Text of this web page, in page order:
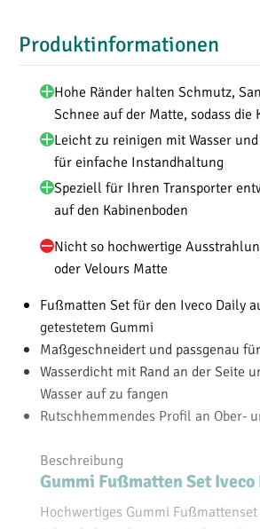
Produktinformationen
Hohe Ränder halten Schmutz,
Schnee auf der Matte, sodass die
Leicht zu reinigen mit Wasser
für einfache Instandhaltung
Speziell für Ihren Transporter
auf den Kabinenboden
Nicht so hochwertige
oder Velours Matte
Fußmatten Set für den Iveco Daily
getestetem Gummi
Maßgeschneidert und passgenau
Wasserdicht mit Rand an der Seite
Wasser auf zu fangen
Rutschhemmendes Profil an Ober-
Beschreibung
Gummi Fußmatten Set
Hochwertiges Gummi